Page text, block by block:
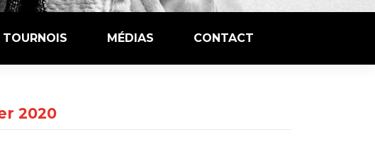
TOURNOIS MÉDIAS CONTACT
2020